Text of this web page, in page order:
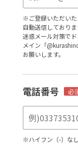
※ご登録いただいた
自動送信しておりま
迷惑メール対策で
メイン「
お願いします。
電話番号 必
※ハイフン（-）な